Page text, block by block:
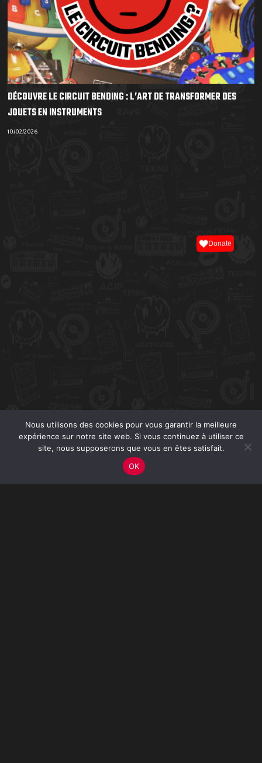
DÉCOUVRE LE CIRCUIT BENDING : L’ART DE TRANSFORMER DES
JOUETS EN INSTRUMENTS
10/02/2026
Nous utilisons des cookies pour vous garantir la meilleure
expérience sur notre site web. Si vous continuez à utiliser ce
site, nous supposerons que vous en êtes satisfait.
OK
Donate